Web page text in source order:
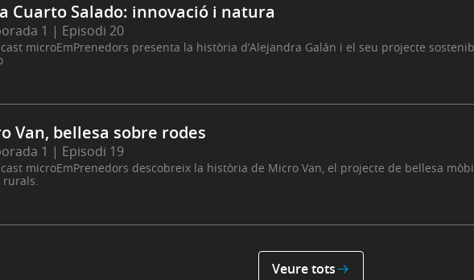
Cuarto Salado: innovació i natura
1 | Episodi 20
microEmPrenedors presenta la història d’Alejandra Galán i el seu projecte
Van, bellesa sobre rodes
1 | Episodi 19
microEmPrenedors descobreix la història de Micro Van, el projecte de bellesa
rurals.
Veure tots